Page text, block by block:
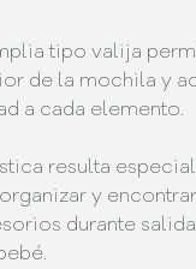
tipo valija
de la mochila y
a cada elemento.
resulta
y
durante